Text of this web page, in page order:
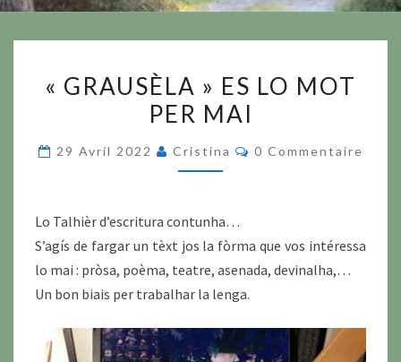
ES
LO
« GRAUSÈLA » ES LO MOT
PER MAI
29 Avril 2022 Cristina Commentaires
0 Commentaire
Lo Talhièr d’escritura contunha…
S’agís de fargar un tèxt jos la fòrma que vos intéressa
lo mai : pròsa, poèma, teatre, asenada, devinalha,…
Un bon biais per trabalhar la lenga.